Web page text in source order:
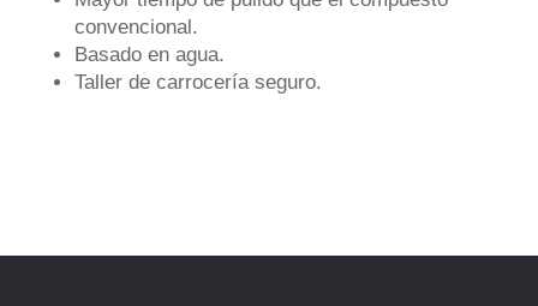
convencional.
Basado en agua.
Taller de carrocería seguro.